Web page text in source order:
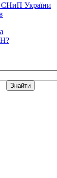
України